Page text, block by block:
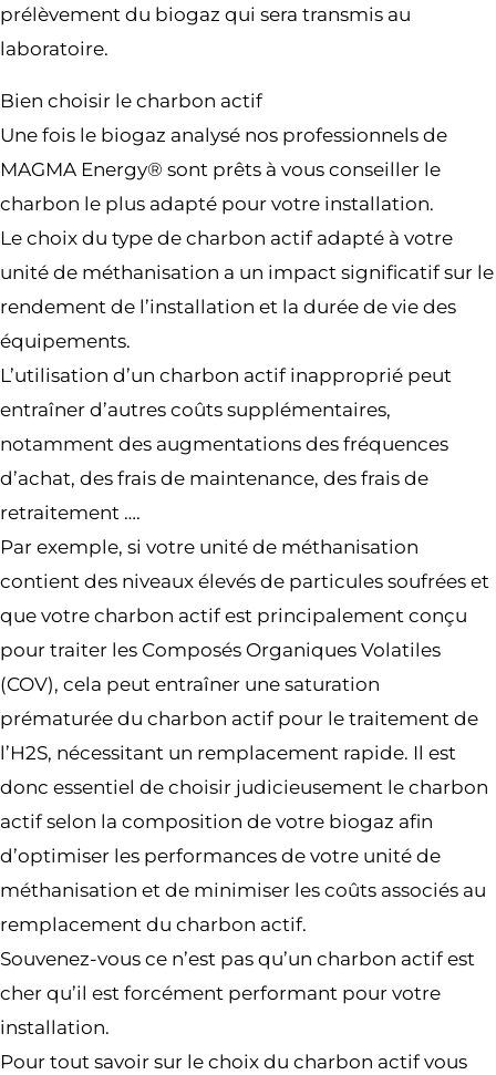
prélèvement du biogaz qui sera transmis au
laboratoire.
Bien choisir le charbon actif
Une fois le biogaz analysé nos professionnels de
MAGMA Energy® sont prêts à vous conseiller le
charbon le plus adapté pour votre installation.
Le choix du type de charbon actif adapté à votre
unité de méthanisation a un impact significatif sur le
rendement de l’installation et la durée de vie des
équipements.
L’utilisation d’un charbon actif inapproprié peut
entraîner d’autres coûts supplémentaires,
notamment des augmentations des fréquences
d’achat, des frais de maintenance, des frais de
retraitement ….
Par exemple, si votre unité de méthanisation
contient des niveaux élevés de particules soufrées et
que votre charbon actif est principalement conçu
pour traiter les Composés Organiques Volatiles
(COV), cela peut entraîner une saturation
prématurée du charbon actif pour le traitement de
l’H2S, nécessitant un remplacement rapide. Il est
donc essentiel de choisir judicieusement le charbon
actif selon la composition de votre biogaz afin
d’optimiser les performances de votre unité de
méthanisation et de minimiser les coûts associés au
remplacement du charbon actif.
Souvenez-vous ce n’est pas qu’un charbon actif est
cher qu’il est forcément performant pour votre
installation.
Pour tout savoir sur le choix du charbon actif vous